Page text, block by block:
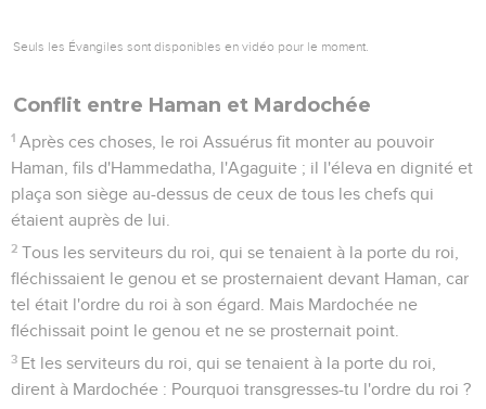
Seuls les Évangiles sont disponibles en vidéo pour le moment.
Conflit entre Haman et Mardochée
1 Après ces choses, le roi Assuérus fit monter au pouvoir
Haman, fils d'Hammedatha, l'Agaguite ; il l'éleva en dignité et
plaça son siège au-dessus de ceux de tous les chefs qui
étaient auprès de lui.
2 Tous les serviteurs du roi, qui se tenaient à la porte du roi,
fléchissaient le genou et se prosternaient devant Haman, car
tel était l'ordre du roi à son égard. Mais Mardochée ne
fléchissait point le genou et ne se prosternait point.
3 Et les serviteurs du roi, qui se tenaient à la porte du roi,
dirent à Mardochée : Pourquoi transgresses-tu l'ordre du roi ?